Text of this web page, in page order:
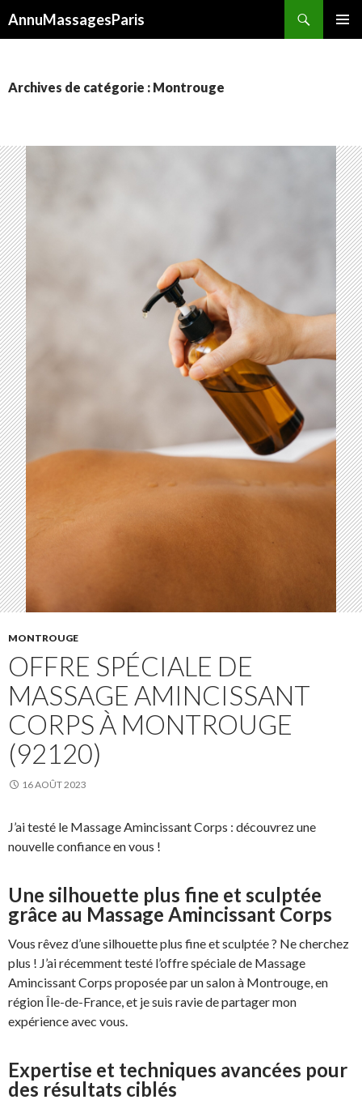
AnnuMassagesParis
Archives de catégorie : Montrouge
MONTROUGE
OFFRE SPÉCIALE DE
MASSAGE AMINCISSANT
CORPS À MONTROUGE
(92120)
16 AOÛT 2023
J’ai testé le Massage Amincissant Corps : découvrez une
nouvelle confiance en vous !
Une silhouette plus fine et sculptée
grâce au Massage Amincissant Corps
Vous rêvez d’une silhouette plus fine et sculptée ? Ne cherchez
plus ! J’ai récemment testé l’offre spéciale de Massage
Amincissant Corps proposée par un salon à Montrouge, en
région Île-de-France, et je suis ravie de partager mon
expérience avec vous.
Expertise et techniques avancées pour
des résultats ciblés